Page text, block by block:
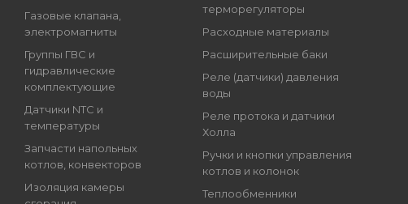
Газовые клапана,
электромагниты
Группы ГВС и
гидравлические
комплектующие
Датчики NTC и
температуры
Запчасти напольных
котлов, конвекторов
Изоляция камеры
терморегуляторы
Расходные материалы
Расширительные баки
Реле (датчики) давления
воды
Реле протока и датчики
Холла
Ручки и кнопки управления
котлов и колонок
Теплообменники